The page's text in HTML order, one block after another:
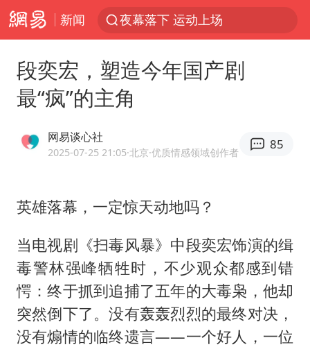
新闻
夜幕落下 运动上场
Meta被判支付5.67亿美元
47岁妈妈突然产女 26岁女儿：很震惊
女子开一天一夜空调后二氧化碳中毒
台风白海豚最新路径研判来了
船舶避风项目停工 多地全力防台风
粉笔发布“自曝式”公开信
段奕宏，塑造今年国产剧
最“疯”的主角
网易谈心社
2025-07-25 21:05·北京·优质情感领域创作者
85
英雄落幕，一定惊天动地吗？
当电视剧《扫毒风暴》中段奕宏饰演的缉
毒警林强峰牺牲时，不少观众都感到错
愕：终于抓到追捕了五年的大毒枭，他却
突然倒下了。没有轰轰烈烈的最终对决，
没有煽情的临终遗言——一个好人，一位